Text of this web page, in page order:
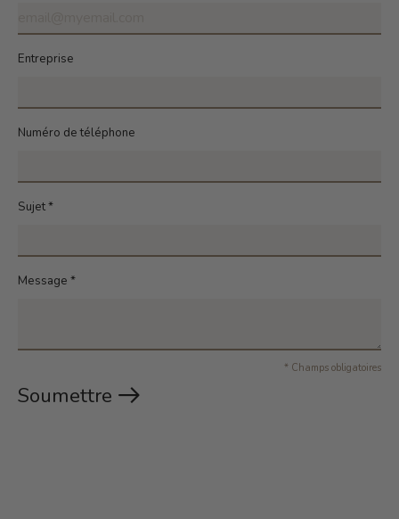
Entreprise
Numéro de téléphone
Sujet*
Message *
* Champs obligatoires
Soumettre